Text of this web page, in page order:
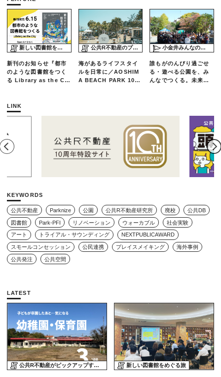
新しい図書館をめぐる旅
新刊のお知らせ『都市
のような図書館をつく
る Library as the Cit
公共R不動産のプロジェクトスタディ
海があるライフスタイ
ルを日常に／AOSHIM
A BEACH PARK 10年
小金井みんなの公園プロジェクト「play here」
誰もがのんびり過ごせ
る・遊べる公園を、み
んなでつくる。未来の
LINK
KEYWORDS
公共不動産 Parknize 公園 公共R不動産研究所 廃校 公共DB
図書館 Park-PFI リノベーション ウォーカブル 社会実験
アート トライアル・サウンディング NEXTPUBLICAWARD
スモールコンセッション 公民連携 プレイスメイキング 海外事例
公共発注 公共空間
LATEST
公共R不動産がピックアップする物件 新しい図書館をめぐる旅